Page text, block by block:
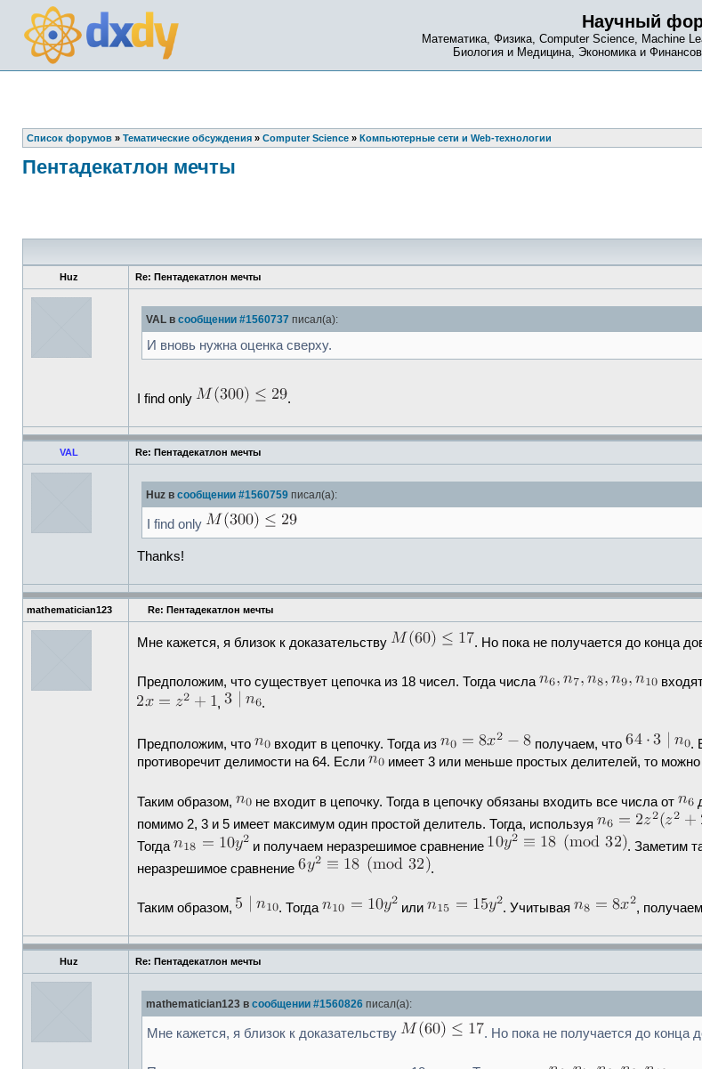
Научный
Математика, Физика, Computer Science, Machine
Биология и Медицина, Экономика и
Список форумов » Тематические обсуждения » Computer Science » Компьютерные сети и Web-технологии
Пентадекатлон мечты
Huz Re: Пентадекатлон мечты
VAL в сообщении #1560737 писал(а):
И вновь нужна оценка сверху.
I find only .
VAL Re: Пентадекатлон мечты
Huz в сообщении #1560759 писал(а):
I find only
Thanks!
mathematician123 Re: Пентадекатлон мечты
Мне кажется, я близок к доказательству . Но пока не получается до конца
Предположим, что существует цепочка из 18 чисел. Тогда числа
,
.
Предположим, что входит в цепочку. Тогда из получаем, что .
противоречит делимости на 64. Если
имеет 3 или меньше простых делителей, то
Таким образом, не входит в цепочку. Тогда в цепочку обязаны входить все числа от
помимо 2, 3 и 5 имеет максимум один простой делитель. Тогда, используя
Тогда
и получаем неразрешимое сравнение . Заметим
неразрешимое сравнение
.
Таким образом, . Тогда или . Учитывая ,
Huz Re: Пентадекатлон мечты
mathematician123 в сообщении #1560826 писал(а):
Мне кажется, я близок к доказательству . Но пока не получается до конца